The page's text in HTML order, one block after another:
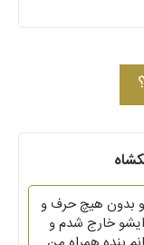
و بدون هیچ حرف و
خارج شدم و